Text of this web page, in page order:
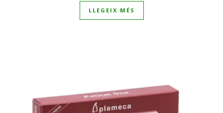
LLEGEIX MÉS